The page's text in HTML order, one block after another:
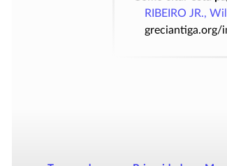
RIBEIRO JR.,
greciantiga.org/